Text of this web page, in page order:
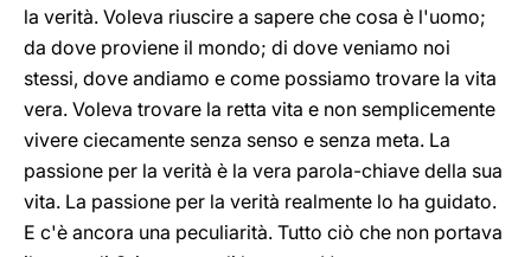
la verità. Voleva riuscire a sapere che cosa è l'uomo;
da dove proviene il mondo; di dove veniamo noi
stessi, dove andiamo e come possiamo trovare la vita
vera. Voleva trovare la retta vita e non semplicemente
vivere ciecamente senza senso e senza meta. La
passione per la verità è la vera parola-chiave della sua
vita. La passione per la verità realmente lo ha guidato.
E c'è ancora una peculiarità. Tutto ciò che non portava